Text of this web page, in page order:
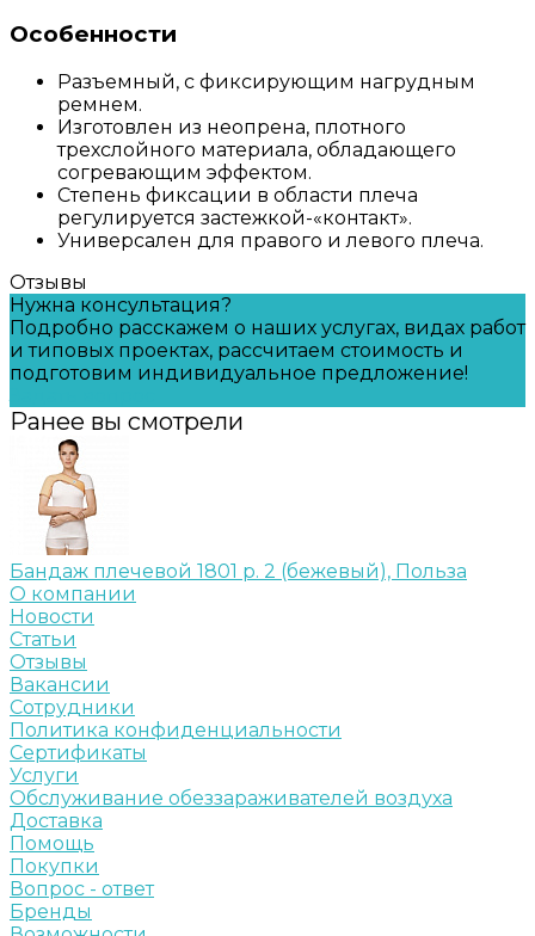
Особенности
Разъемный, с фиксирующим нагрудным
ремнем.
Изготовлен из неопрена, плотного
трехслойного материала, обладающего
согревающим эффектом.
Степень фиксации в области плеча
регулируется застежкой-«контакт».
Универсален для правого и левого плеча.
Отзывы
Нужна консультация?
Подробно расскажем о наших услугах, видах работ
и типовых проектах, рассчитаем стоимость и
подготовим индивидуальное предложение!
Ранее вы смотрели
Бандаж плечевой 1801 р. 2 (бежевый), Польза
О компании
Новости
Статьи
Отзывы
Вакансии
Сотрудники
Политика конфиденциальности
Сертификаты
Услуги
Обслуживание обеззараживателей воздуха
Доставка
Помощь
Покупки
Вопрос - ответ
Бренды